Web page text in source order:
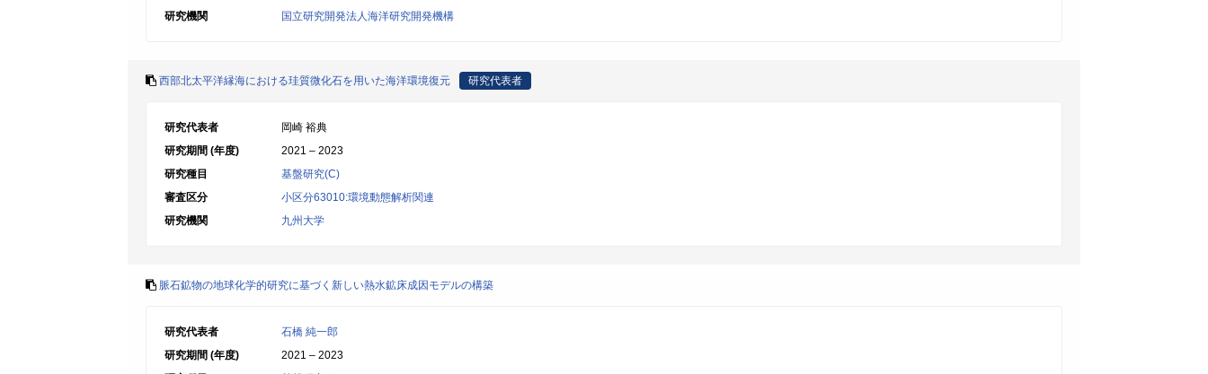
研究機関
国立研究開発法人海洋研究開発機構
西部北太平洋縁海における珪質微化石を用いた海洋環境復元 研究代表者
研究代表者
岡崎 裕典
研究期間 (年度)
2021 – 2023
研究種目
基盤研究(C)
審査区分
小区分63010:環境動態解析関連
研究機関
九州大学
脈石鉱物の地球化学的研究に基づく新しい熱水鉱床成因モデルの構築
研究代表者
石橋 純一郎
研究期間 (年度)
2021 – 2023